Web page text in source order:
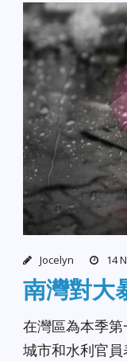
Jocelyn 14
南灣對大
在灣區為本季
城市和水利官